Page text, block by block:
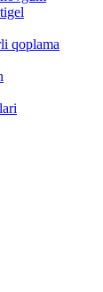
qoplama